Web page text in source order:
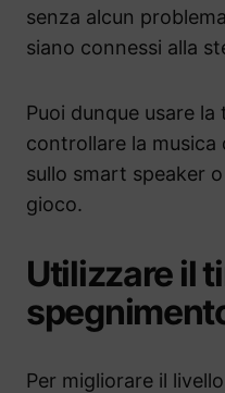
senza alcun
siano connessi alla
Puoi dunque usare
controllare la
sullo smart speaker
gioco.
Utilizzare il
Per migliorare il